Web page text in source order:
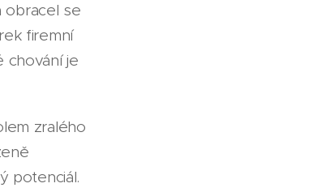
obracel se
firemní
chování je
zralého
potenciál.